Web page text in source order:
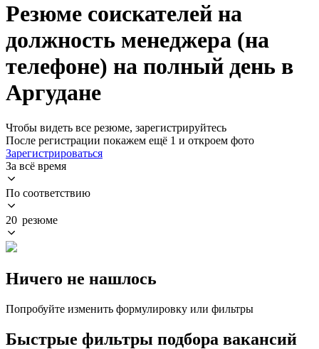
Резюме соискателей на
должность менеджера (на
телефоне) на полный день в
Аргудане
Чтобы видеть все резюме, зарегистрируйтесь
После регистрации покажем ещё 1 и откроем фото
Зарегистрироваться
За всё время
По соответствию
20 резюме
Ничего не нашлось
Попробуйте изменить формулировку или фильтры
Быстрые фильтры подбора вакансий